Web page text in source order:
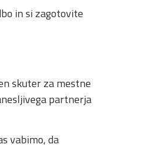
in si zagotovite
skuter za mestne
partnerja
vabimo, da